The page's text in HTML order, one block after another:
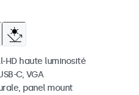
HD haute luminosité
C, VGA
panel mount